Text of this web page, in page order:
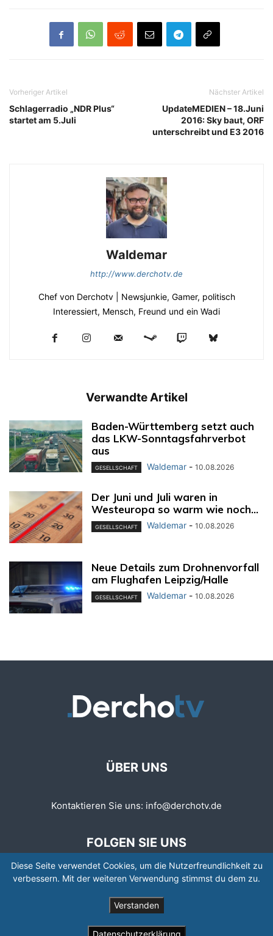
Vorheriger Artikel
Schlagerradio „NDR Plus“
startet am 5.Juli
Nächster Artikel
UpdateMEDIEN – 18.Juni
2016: Sky baut, ORF
unterschreibt und E3 2016
Waldemar
http://www.derchotv.de
Chef von Derchotv | Newsjunkie, Gamer, politisch
Interessiert, Mensch, Freund und ein Wadi
Verwandte Artikel
Baden-Württemberg setzt auch
das LKW-Sonntagsfahrverbot
aus
GESELLSCHAFT Waldemar - 10.08.2026
Der Juni und Juli waren in
Westeuropa so warm wie noch...
GESELLSCHAFT Waldemar - 10.08.2026
Neue Details zum Drohnenvorfall
am Flughafen Leipzig/Halle
GESELLSCHAFT Waldemar - 10.08.2026
ÜBER UNS
Kontaktieren Sie uns: info@derchotv.de
FOLGEN SIE UNS
© © Copyright 2008 - 2026 | Newspaper by TagDiv
Diese Seite verwendet Cookies, um die Nutzerfreundlichkeit zu
verbessern. Mit der weiteren Verwendung stimmst du dem zu.
Verstanden
Datenschutzerklärung